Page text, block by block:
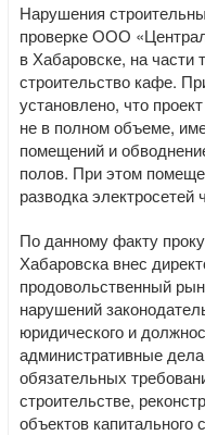
Нарушения
проверке ООО
в Хабаровске, на части
строительство кафе.
установлено, что
не в полном объеме,
помещений и
полов. При этом
разводка
По данному факту
Хабаровска внес
продовольственный
нарушений
юридического и
административные
обязательных
строительстве,
объектов капитального